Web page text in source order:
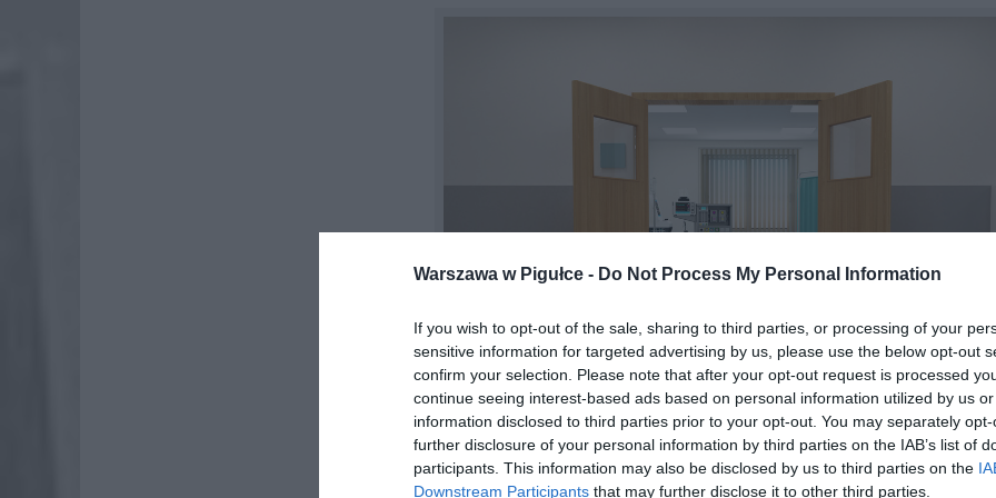
Warszawa w Pigułce - Do Not Process My Personal Information
If you wish to opt-out of the sale, sharing to third parties, or processing of your
sensitive information for targeted advertising by us, please use the below opt-out
confirm your selection. Please note that after your opt-out request is processed
continue seeing interest-based ads based on personal information utilized by us
information disclosed to third parties prior to your opt-out. You may separately
further disclosure of your personal information by third parties on the IAB’s list of
participants. This information may also be disclosed by us to third parties on the
Downstream Participants that may further disclose it to other third parties.
Fot. Shutterstock